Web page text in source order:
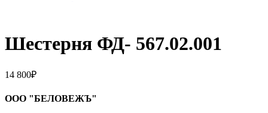
Шестерня ФД- 567.02.001
14 800₽
ООО "БЕЛОВЕЖЪ"